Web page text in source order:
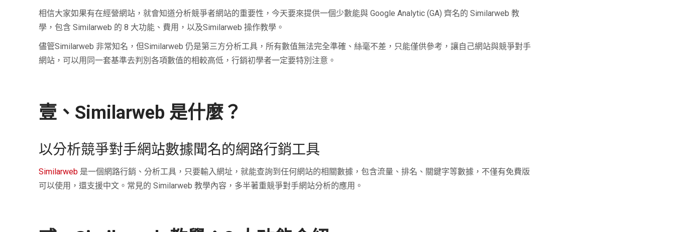
相信大家如果有在經營網站，就會知道分析競爭者網站的重要性，今天要來提供一個少數能與 Google Analytic (GA) 齊名的 Similarweb 教
學，包含 Similarweb 的 8 大功能、費用，以及Similarweb 操作教學。
儘管Similarweb 非常知名，但Similarweb 仍是第三方分析工具，所有數值無法完全準確、絲毫不差，只能僅供參考，讓自己網站與競爭對手
網站，可以用同一套基準去判別各項數值的相較高低，行銷初學者一定要特別注意。
壹、Similarweb 是什麼？
以分析競爭對手網站數據聞名的網路行銷工具
Similarweb 是一個網路行銷、分析工具，只要輸入網址，就能查詢到任何網站的相關數據，包含流量、排名、關鍵字等數據，不僅有免費版
可以使用，還支援中文。常見的 Similarweb 教學內容，多半著重競爭對手網站分析的應用。